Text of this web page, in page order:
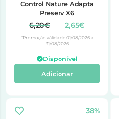
Control Nature Adapta
Preserv X6
6,20€ 2,65€
*Promoção válida de 01/08/2026 a
31/08/2026
Disponível
Adicionar
38%